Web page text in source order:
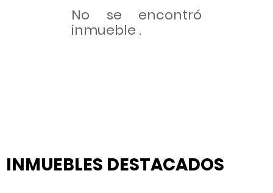
No se encontró
inmueble .
INMUEBLES DESTACADOS